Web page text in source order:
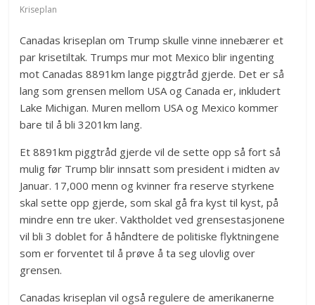
Kriseplan
Canadas kriseplan om Trump skulle vinne innebærer et
par krisetiltak. Trumps mur mot Mexico blir ingenting
mot Canadas 8891km lange piggtråd gjerde. Det er så
lang som grensen mellom USA og Canada er, inkludert
Lake Michigan. Muren mellom USA og Mexico kommer
bare til å bli 3201km lang.
Et 8891km piggtråd gjerde vil de sette opp så fort så
mulig før Trump blir innsatt som president i midten av
Januar. 17,000 menn og kvinner fra reserve styrkene
skal sette opp gjerde, som skal gå fra kyst til kyst, på
mindre enn tre uker. Vaktholdet ved grensestasjonene
vil bli 3 doblet for å håndtere de politiske flyktningene
som er forventet til å prøve å ta seg ulovlig over
grensen.
Canadas kriseplan vil også regulere de amerikanerne